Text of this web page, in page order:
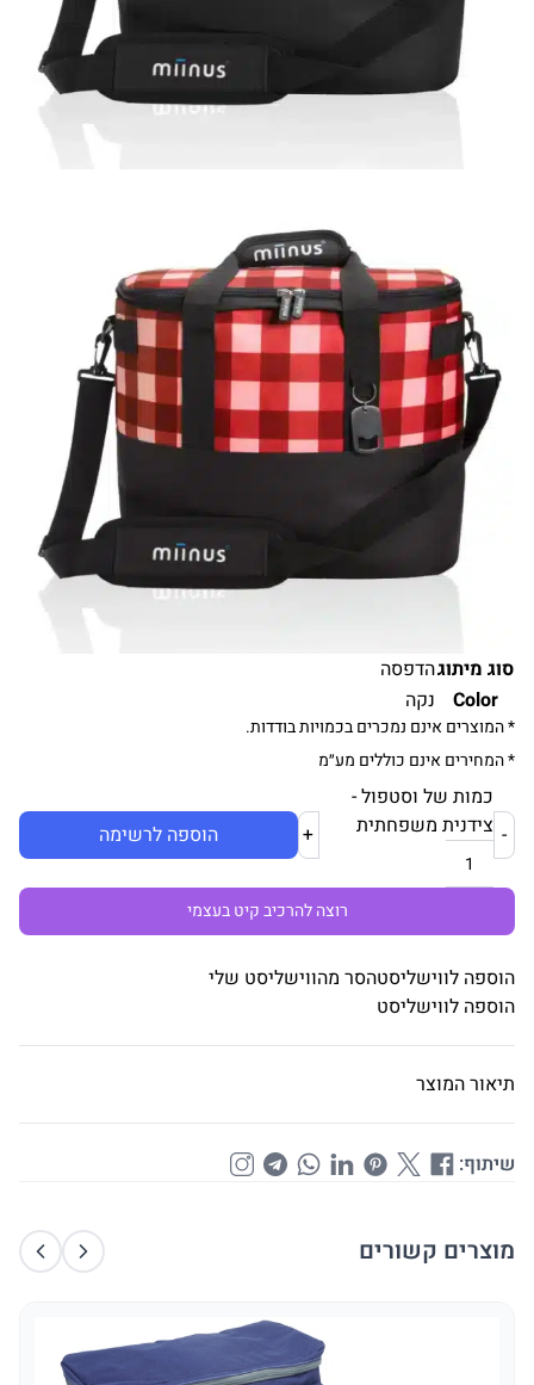
סוג מיתוגהדפסה
Color
נקה
* המוצרים אינם נמכרים בכמויות בודדות.
* המחירים אינם כוללים מע״מ
כמות של וסטפול -
צידנית משפחתית
הוספה לרשימה
רוצה להרכיב קיט בעצמי
הוספה לווישליסטהסר מהווישליסט שלי
הוספה לווישליסט
תיאור המוצר
שיתוף:
מוצרים קשורים